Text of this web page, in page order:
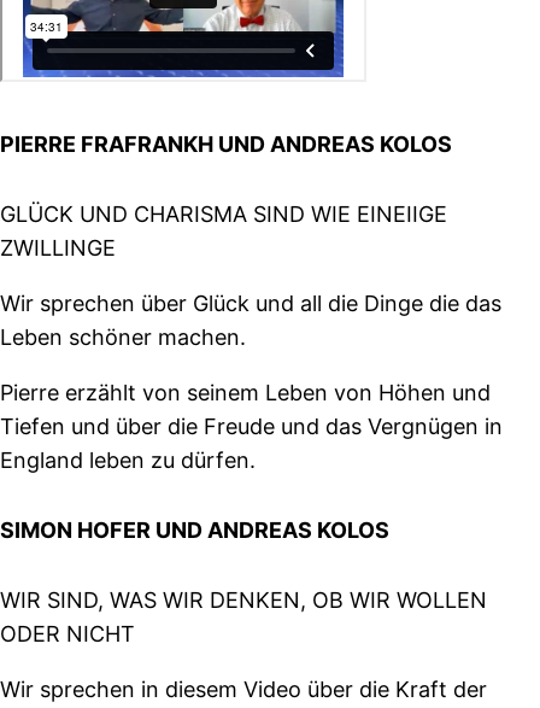
PIERRE FRAFRANKH UND ANDREAS KOLOS
GLÜCK UND CHARISMA SIND WIE EINEIIGE
ZWILLINGE
Wir sprechen über Glück und all die Dinge die das
Leben schöner machen.
Pierre erzählt von seinem Leben von Höhen und
Tiefen und über die Freude und das Vergnügen in
England leben zu dürfen.
SIMON HOFER UND ANDREAS KOLOS
WIR SIND, WAS WIR DENKEN, OB WIR WOLLEN
ODER NICHT
Wir sprechen in diesem Video über die Kraft der